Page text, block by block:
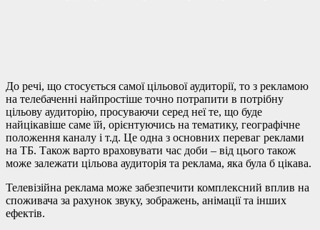
До речі, що стосується самої цільової аудиторії, то з рекламою
на телебаченні найпростіше точно потрапити в потрібну
цільову аудиторію, просуваючи серед неї те, що буде
найцікавіше саме їй, орієнтуючись на тематику, географічне
положення каналу і т.д. Це одна з основних переваг реклами
на ТБ. Також варто враховувати час доби – від цього також
може залежати цільова аудиторія та реклама, яка була б цікава.
Телевізійна реклама може забезпечити комплексний вплив на
споживача за рахунок звуку, зображень, анімації та інших
ефектів.